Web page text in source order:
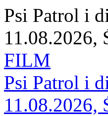
Psi Patrol i
11.08.2026,
FILM
Psi Patrol i
11.08.2026,